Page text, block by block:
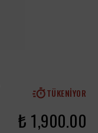
TÜKENIYOR
₺ 1,900.00